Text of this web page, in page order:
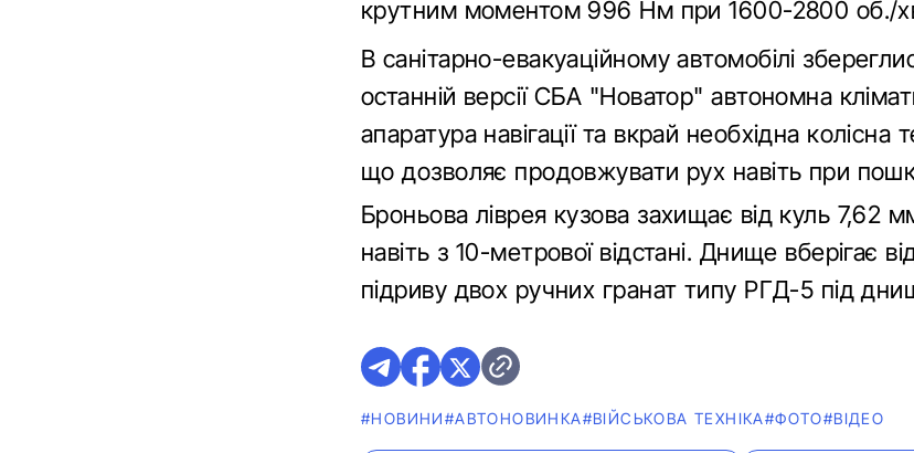
крутним моментом 996 Нм при 1600-2800 об./
В санітарно-евакуаційному автомобілі
останній версії СБА "Новатор" автономна
апаратура навігації та вкрай необхідна колісна
що дозволяє продовжувати рух навіть при
Броньова ліврея кузова захищає від куль 7,62
навіть з 10-метрової відстані. Днище вберігає
підриву двох ручних гранат типу РГД-5 під
#НОВИНИ#АВТОНОВИНКА#ВІЙСЬКОВА ТЕХНІКА#ФОТО#ВІДЕО